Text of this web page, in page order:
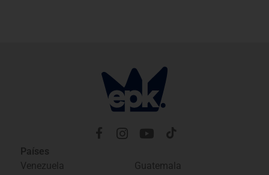
Países
Venezuela
Guatemala